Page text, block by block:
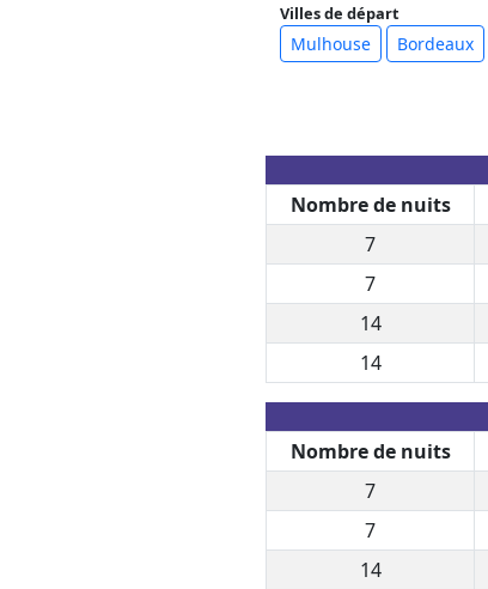
Villes de départ
Mulhouse Bordeaux
Nombre de nuits
7
7
14
14
Nombre de nuits
7
7
14